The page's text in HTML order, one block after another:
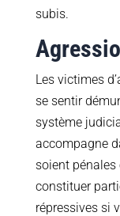
subis.
Les victimes
se sentir
système
accompagne
soient
constituer
répressives si